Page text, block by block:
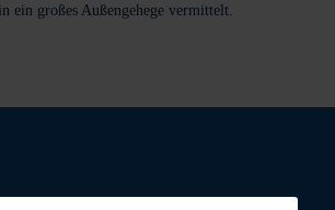
ein großes Außengehege vermittelt.